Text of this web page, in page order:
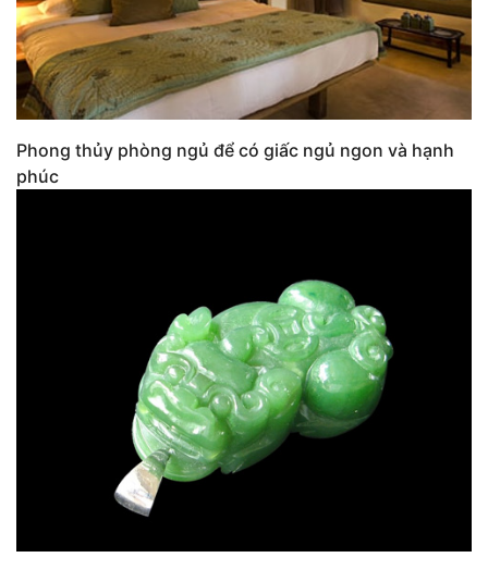
Phong thủy phòng ngủ để có giấc ngủ ngon và hạnh
phúc